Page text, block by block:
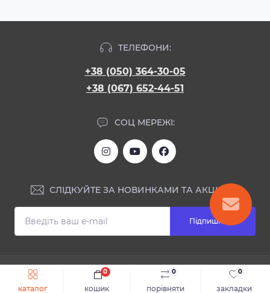
каталог порівняти
0
закладки
0
кошик
0
Швидке замовлення До кошика
ТЕЛЕФОНИ:
+38 (050) 364-30-05
+38 (067) 652-44-51
СОЦ МЕРЕЖІ:
СЛІДКУЙТЕ ЗА НОВИНКАМИ ТА АКЦІЯМИ:
Підпишіться
ІНФОРМАЦІЯ